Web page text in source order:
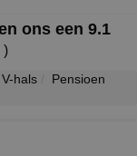
ons een9.1
)
V-hals Pensioen